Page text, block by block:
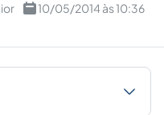
10/05/2014 às 10:36